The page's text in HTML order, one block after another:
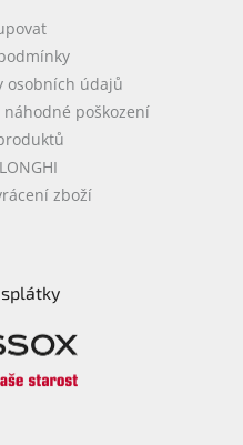
osobních údajů
poškození
zboží